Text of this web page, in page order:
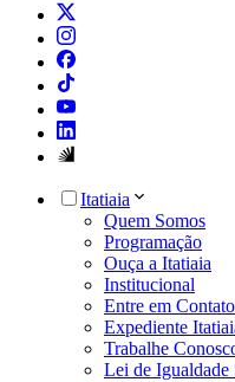
Itatiaia
Quem Somos
Programação
Ouça a Itatiaia
Institucional
Entre em Contato
Expediente
Trabalhe
Lei de Igualdade